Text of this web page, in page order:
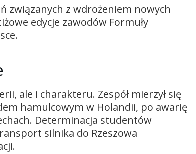
związanych z wdrożeniem nowych
edycje zawodów Formuły
ale i charakteru. Zespół mierzył się
hamulcowym w Holandii, po awarię
Determinacja studentów
silnika do Rzeszowa